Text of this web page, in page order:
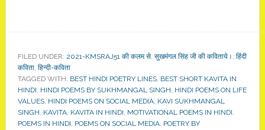
FILED UNDER: 2021-KMSRAJ51 की कलम से, सुखमंगल सिंह जी की कविताये। , हिंदी
कविता, हिन्दी-कविता
TAGGED WITH: BEST HINDI POETRY LINES, BEST SHORT KAVITA IN
HINDI, HINDI POEMS BY SUKHMANGAL SINGH, HINDI POEMS ON LIFE
VALUES, HINDI POEMS ON SOCIAL MEDIA, KAVI SUKHMANGAL
SINGH, KAVITA, KAVITA IN HINDI, MOTIVATIONAL POEMS IN HINDI,
POEMS IN HINDI, POEMS ON SOCIAL MEDIA, POETRY BY